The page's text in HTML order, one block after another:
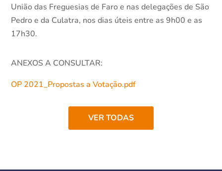
União das Freguesias de Faro e nas delegações de São
Pedro e da Culatra, nos dias úteis entre as 9h00 e as
17h30.
ANEXOS A CONSULTAR:
OP 2021_Propostas a Votação.pdf
VER TODAS